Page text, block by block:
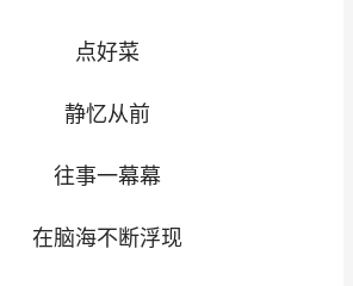
点好菜
静忆从前
往事一幕幕
在脑海不断浮现